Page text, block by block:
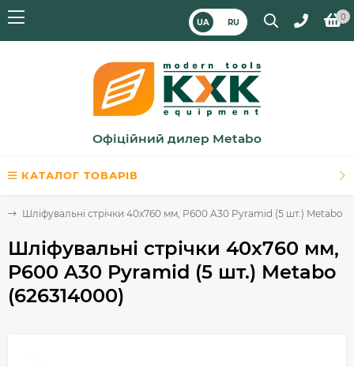
UA RU
0
Офіційний дилер Metabo
КАТАЛОГ ТОВАРІВ
Шліфувальні стрічки 40x760 мм, P600 A30 Pyramid (5 шт.) Metabo
Шліфувальні стрічки 40x760 мм,
P600 A30 Pyramid (5 шт.) Metabo
(626314000)